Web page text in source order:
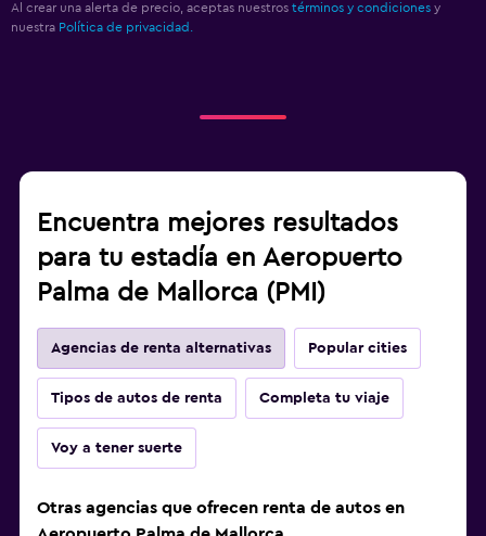
Al crear una alerta de precio, aceptas nuestros términos y condiciones y
nuestra Política de privacidad.
Encuentra mejores resultados
para tu estadía en Aeropuerto
Palma de Mallorca (PMI)
Agencias de renta alternativas Popular cities
Tipos de autos de renta Completa tu viaje
Voy a tener suerte
Otras agencias que ofrecen renta de autos en